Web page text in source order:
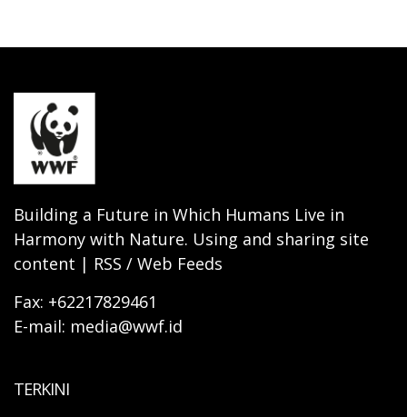
Building a Future in Which Humans Live in
Harmony with Nature. Using and sharing site
content | RSS / Web Feeds
Fax: +62217829461
E-mail: media@wwf.id
TERKINI